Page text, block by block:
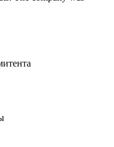
to below poverty line
scholarship, health
health facilitator
The company was